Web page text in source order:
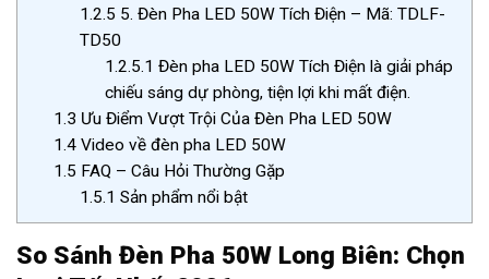
1.2.5 5. Đèn Pha LED 50W Tích Điện – Mã: TDLF-
TD50
1.2.5.1 Đèn pha LED 50W Tích Điện là giải pháp
chiếu sáng dự phòng, tiện lợi khi mất điện.
1.3 Ưu Điểm Vượt Trội Của Đèn Pha LED 50W
1.4 Video về đèn pha LED 50W
1.5 FAQ – Câu Hỏi Thường Gặp
1.5.1 Sản phẩm nổi bật
So Sánh Đèn Pha 50W Long Biên: Chọn